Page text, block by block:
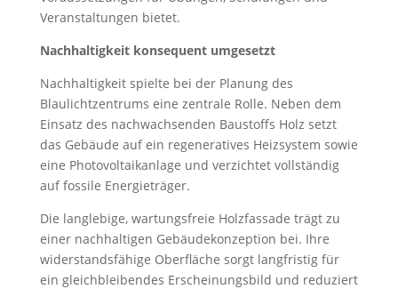
Veranstaltungen bietet.
Nachhaltigkeit konsequent umgesetzt
Nachhaltigkeit spielte bei der Planung des
Blaulichtzentrums eine zentrale Rolle. Neben dem
Einsatz des nachwachsenden Baustoffs Holz setzt
das Gebäude auf ein regeneratives Heizsystem sowie
eine Photovoltaikanlage und verzichtet vollständig
auf fossile Energieträger.
Die langlebige, wartungsfreie Holzfassade trägt zu
einer nachhaltigen Gebäudekonzeption bei. Ihre
widerstandsfähige Oberfläche sorgt langfristig für
ein gleichbleibendes Erscheinungsbild und reduziert